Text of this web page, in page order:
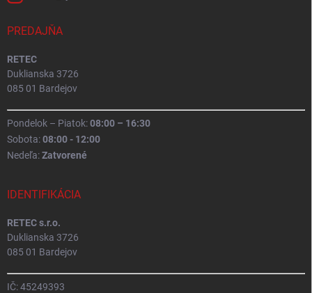
PREDAJŇA
RETEC
Duklianska 3726
085 01 Bardejov
Pondelok – Piatok:08:00 – 16:30
Sobota:08:00 - 12:00
Nedeľa:Zatvorené
IDENTIFIKÁCIA
RETEC s.r.o.
Duklianska 3726
085 01 Bardejov
IČ: 45249393